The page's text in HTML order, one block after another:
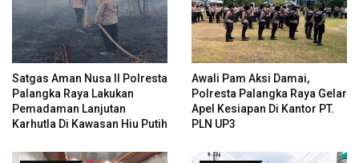
Satgas Aman Nusa II Polresta
Palangka Raya Lakukan
Pemadaman Lanjutan
Karhutla Di Kawasan Hiu Putih
Awali Pam Aksi Damai,
Polresta Palangka Raya Gelar
Apel Kesiapan Di Kantor PT.
PLN UP3